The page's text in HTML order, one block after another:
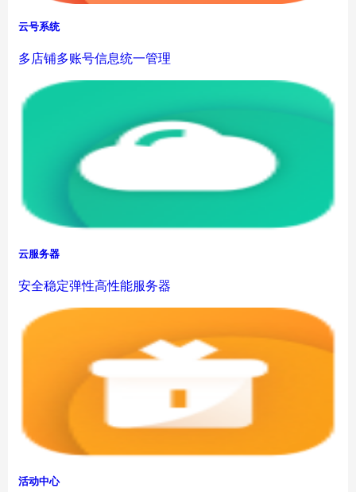
云号系统
多店铺多账号信息统一管理
云服务器
安全稳定弹性高性能服务器
活动中心